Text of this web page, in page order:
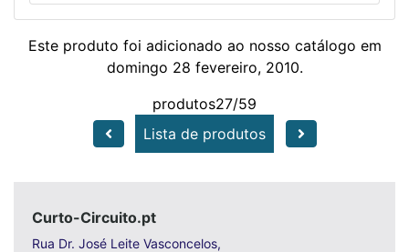
Este produto foi adicionado ao nosso catálogo em
domingo 28 fevereiro, 2010.
produtos27/59
Lista de produtos
Curto-Circuito.pt
Rua Dr. José Leite Vasconcelos,